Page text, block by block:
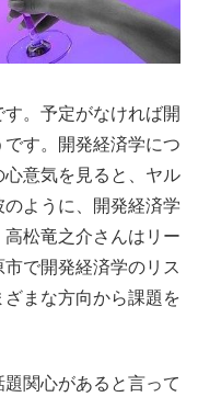
。予定がなければ開
す。開発経済学につ
意気を見ると、ヤル
ように、開発経済学
松竜之介さんはリー
で開発経済学のリス
まな方向から課題を
関心があると言って